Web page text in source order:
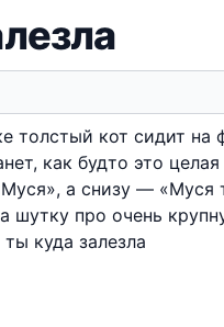
толстый кот сидит на
как будто это
а снизу — «Муся
шутку про очень
куда залезла